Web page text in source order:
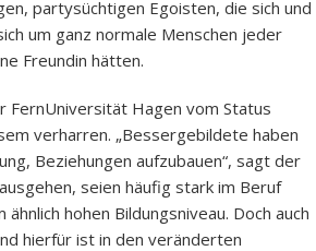
partysüchtigen Egoisten, die sich und
um ganz normale Menschen jeder
Freundin hätten.
FernUniversität Hagen vom Status
verharren. „Bessergebildete haben
Beziehungen aufzubauen“, sagt der
seien häufig stark im Beruf
hohen Bildungsniveau. Doch auch
hierfür ist in den veränderten